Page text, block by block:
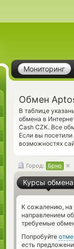
Мониторинг
Обмен
В таблице
обмена в
Cash CZK. Все
Если вы
возможностях
Город: Брно
Курсы обмена
К сожалению, на
направлением
требуемые
Попробуйте
есть